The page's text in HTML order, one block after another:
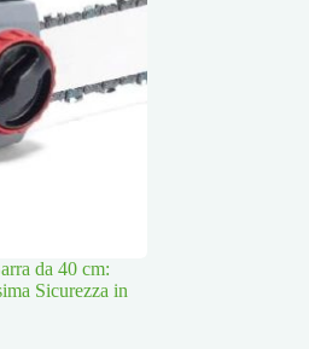
da 40 cm:
Sicurezza in